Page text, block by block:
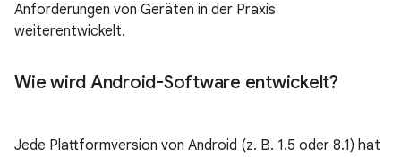
Anforderungen von Geräten in der Praxis
weiterentwickelt.
Wie wird Android-Software entwickelt?
Jede Plattformversion von Android (z. B. 1.5 oder 8.1) hat